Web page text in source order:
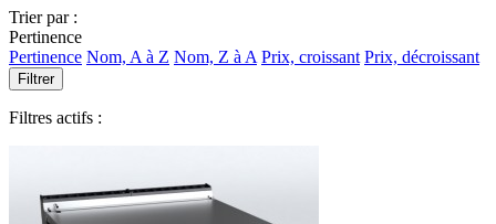
Trier par :
Pertinence
Pertinence Nom, A à Z Nom, Z à A Prix, croissant Prix, décroissant
Filtrer
Filtres actifs :